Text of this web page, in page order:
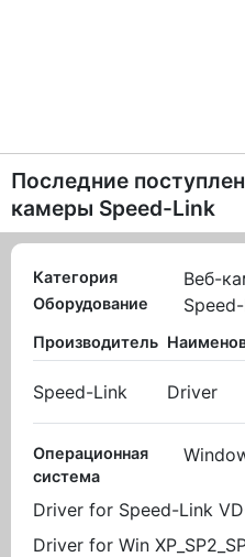
Последние
камеры Speed-Link
Категория Веб-
Оборудование
Производитель
Speed-Link Driver
Операционная
система
Driver for Speed-Link
Driver for Win